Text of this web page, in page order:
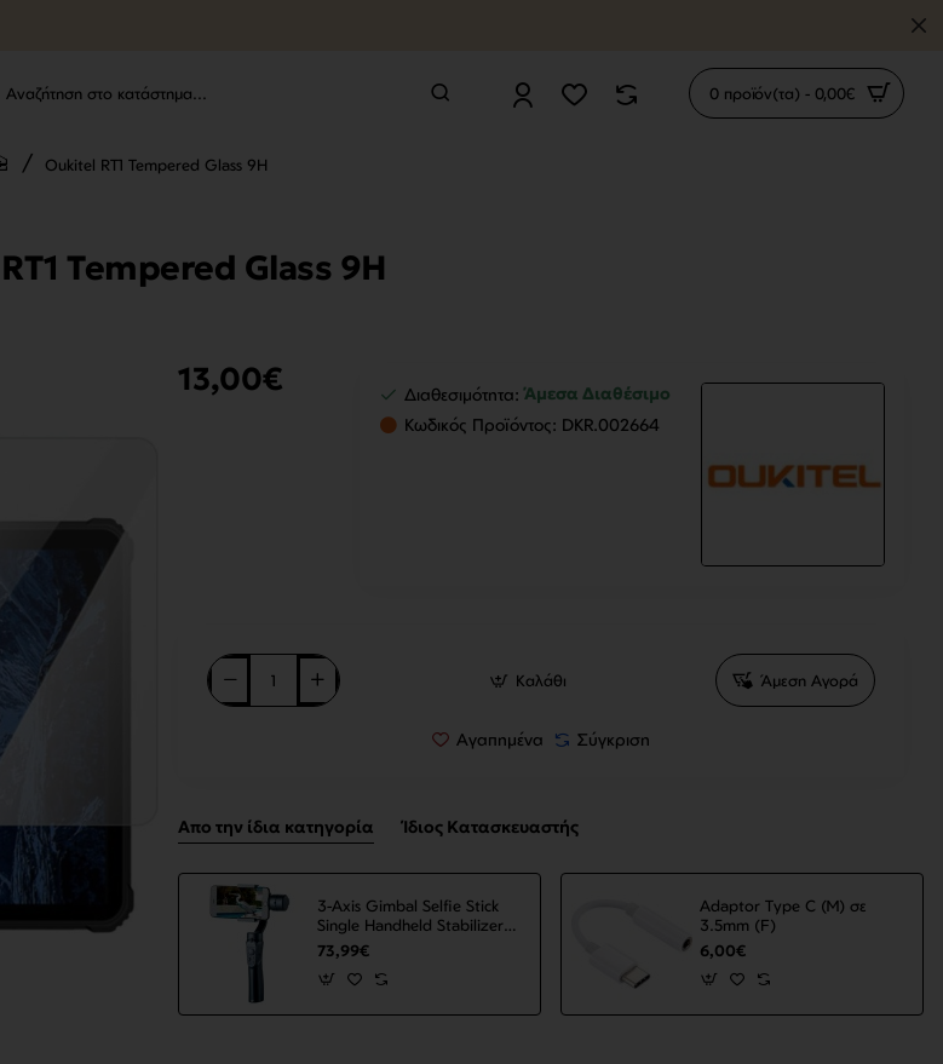
Αναζήτηση
0 προϊόν(τα) - 0,00€
Tempered Glass 9H
Oukitel RT1 Tempered Glass 9H
13,00€ Διαθεσιμότητα: Άμεσα Διαθέσιμο
Κωδικός Προϊόντος: DKR.002664
Καλάθι Άμεση Αγορά
Αγαπημένα Σύγκριση
Απο την ίδια κατηγορία Ίδιος Κατασκευαστής
3-Axis Gimbal Selfie Stick
Single Handheld Stabilizer
for Phone Gimbal
Smartphone VS52 Black
ΟΕΜ
73,99€
Adaptor Type C (M) σε
3.5mm (F)
6,00€